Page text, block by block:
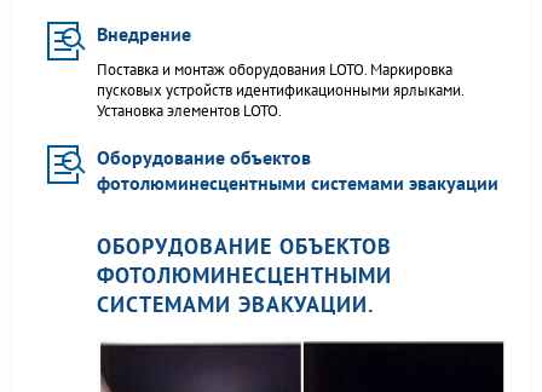
Внедрение
Поставка и монтаж оборудования LOTO. Маркировка
пусковых устройств идентификационными ярлыками.
Установка элементов LOTO.
Оборудование объектов
фотолюминесцентными системами эвакуации
ОБОРУДОВАНИЕ ОБЪЕКТОВ
ФОТОЛЮМИНЕСЦЕНТНЫМИ
СИСТЕМАМИ ЭВАКУАЦИИ.